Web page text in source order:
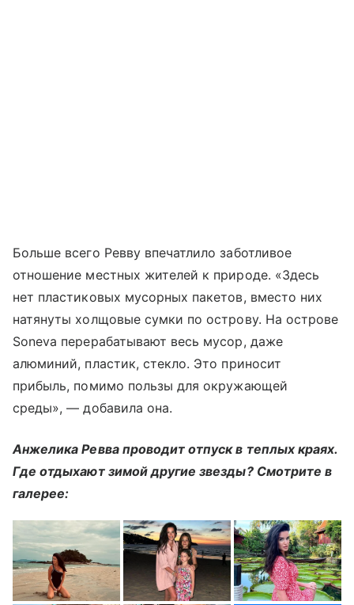
Больше всего Ревву впечатлило заботливое
отношение местных жителей к природе. «Здесь
нет пластиковых мусорных пакетов, вместо них
натянуты холщовые сумки по острову. На острове
Soneva перерабатывают весь мусор, даже
алюминий, пластик, стекло. Это приносит
прибыль, помимо пользы для окружающей
среды», — добавила она.
Анжелика Ревва проводит отпуск в теплых краях.
Где отдыхают зимой другие звезды? Смотрите в
галерее: